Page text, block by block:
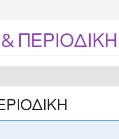
ΠΕΡΙΟΔΙΚΗ